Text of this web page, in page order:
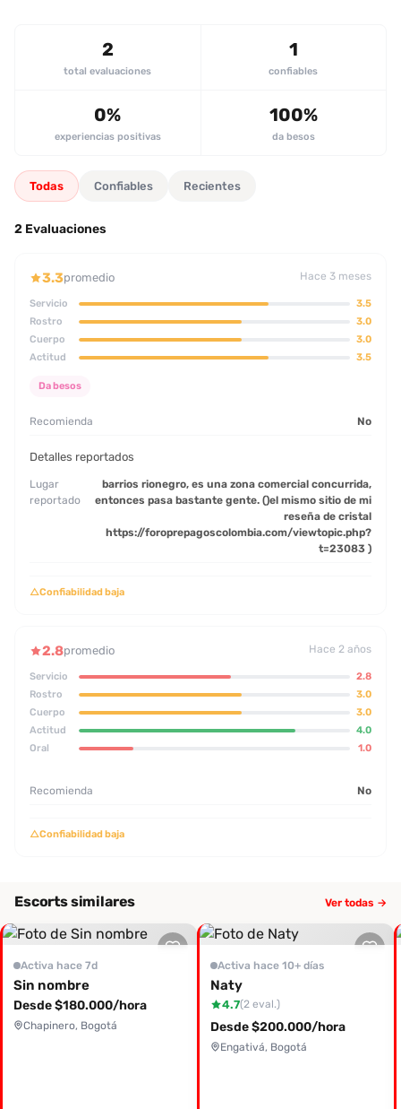
buscan una conexión más sólida o mayor química.
2
total evaluaciones
1
confiables
0%
experiencias positivas
100%
da besos
Todas Confiables Recientes
2 Evaluaciones
3.3promedio Hace 3 meses
Servicio
3.5
Rostro
3.0
Cuerpo
3.0
Actitud
3.5
Da besos
Recomienda No
Detalles reportados
Lugar
reportado
barrios rionegro, es una zona comercial concurrida,
entonces pasa bastante gente. ()el mismo sitio de mi
reseña de cristal
https://foroprepagoscolombia.com/viewtopic.php?
t=23083 )
△Confiabilidad baja
2.8promedio Hace 2 años
Servicio
2.8
Rostro
3.0
Cuerpo
3.0
Actitud
4.0
Oral
1.0
Recomienda No
△Confiabilidad baja
Escorts similares Ver todas →
Activa hace 7d
Sin nombre
Desde $180.000/hora
Chapinero, Bogotá
Activa hace 10+ días
Naty
4.7(2 eval.)
Desde $200.000/hora
Engativá, Bogotá